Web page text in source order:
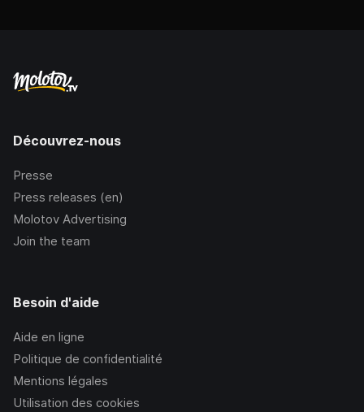
Découvrez-nous
Presse
Press releases (en)
Molotov Advertising
Join the team
Besoin d'aide
Aide en ligne
Politique de confidentialité
Mentions légales
Utilisation des cookies